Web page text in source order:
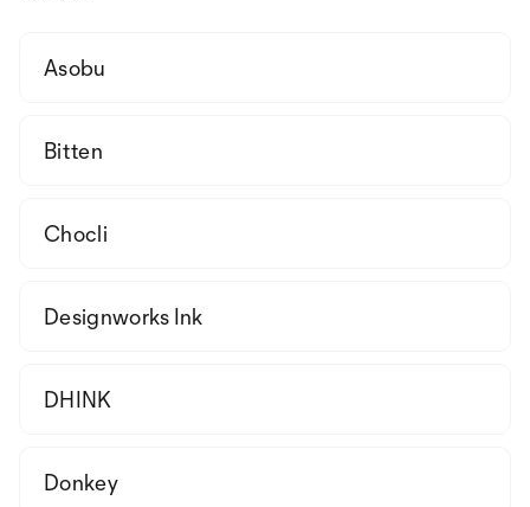
Asobu
Bitten
Chocli
Designworks Ink
DHINK
Donkey